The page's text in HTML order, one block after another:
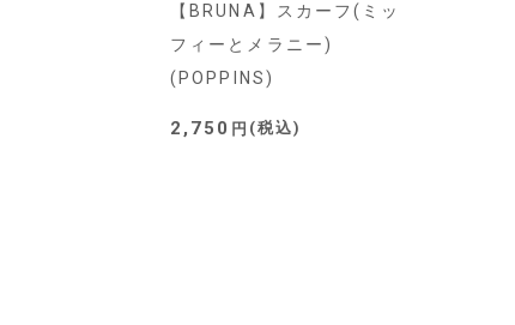
【BRUNA】スカーフ(ミッ
フィーとメラニー)
(POPPINS)
2,750 税込